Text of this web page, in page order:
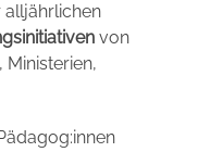
alljährlichen
von
Ministerien,